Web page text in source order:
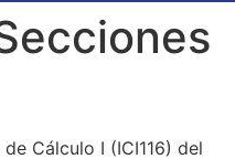
Cálculo I (ICI116) del